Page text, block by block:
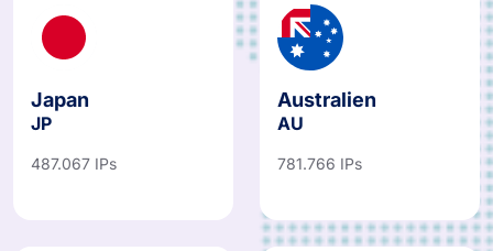
Japan
JP
487.067 IPs
Australien
AU
781.766 IPs